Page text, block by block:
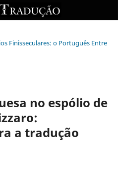
Finisseculares: o Português Entre
no espólio de
a tradução